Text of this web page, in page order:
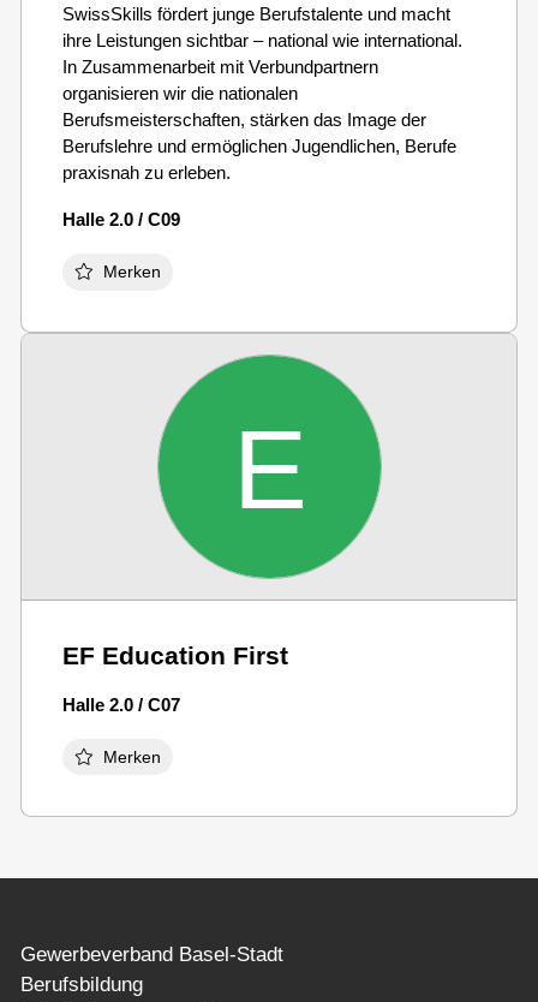
SwissSkills fördert junge Berufstalente und macht
ihre Leistungen sichtbar – national wie international.
In Zusammenarbeit mit Verbundpartnern
organisieren wir die nationalen
Berufsmeisterschaften, stärken das Image der
Berufslehre und ermöglichen Jugendlichen, Berufe
praxisnah zu erleben.
Halle 2.0 / C09
Merken
E
EF Education First
Halle 2.0 / C07
Merken
Gewerbeverband Basel-Stadt
Berufsbildung